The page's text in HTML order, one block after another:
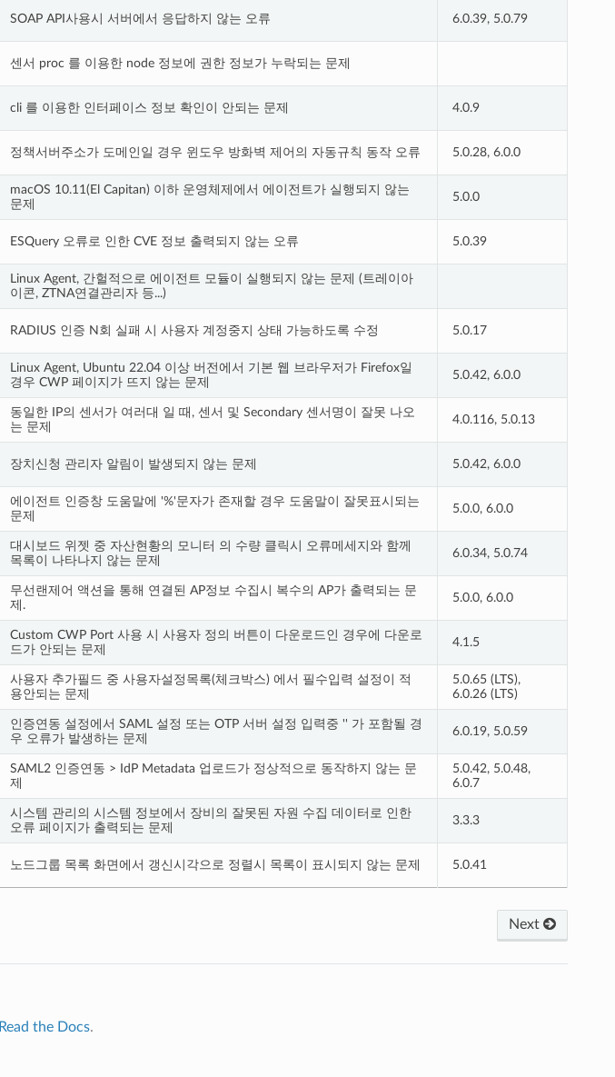
SOAP API사용시 서버에서 응답하지 않는 오류 6.0.39, 5.0.79
센서 proc 를 이용한 node 정보에 권한 정보가 누락되는 문제
cli 를 이용한 인터페이스 정보 확인이 안되는 문제 4.0.9
정책서버주소가 도메인일 경우 윈도우 방화벽 제어의 자동규칙 동작 오류 5.0.28, 6.0.0
macOS 10.11(El Capitan) 이하 운영체제에서 에이전트가 실행되지 않는
문제
5.0.0
ESQuery 오류로 인한 CVE 정보 출력되지 않는 오류 5.0.39
Linux Agent, 간헐적으로 에이전트 모듈이 실행되지 않는 문제 (트레이아
이콘, ZTNA연결관리자 등...)
RADIUS 인증 N회 실패 시 사용자 계정중지 상태 가능하도록 수정 5.0.17
Linux Agent, Ubuntu 22.04 이상 버전에서 기본 웹 브라우저가 Firefox일
경우 CWP 페이지가 뜨지 않는 문제
5.0.42, 6.0.0
동일한 IP의 센서가 여러대 일 때, 센서 및 Secondary 센서명이 잘못 나오
는 문제
4.0.116, 5.0.13
장치신청 관리자 알림이 발생되지 않는 문제 5.0.42, 6.0.0
에이전트 인증창 도움말에 '%'문자가 존재할 경우 도움말이 잘못표시되는
문제
5.0.0, 6.0.0
대시보드 위젯 중 자산현황의 모니터 의 수량 클릭시 오류메세지와 함께
목록이 나타나지 않는 문제
6.0.34, 5.0.74
무선랜제어 액션을 통해 연결된 AP정보 수집시 복수의 AP가 출력되는 문
제.
5.0.0, 6.0.0
Custom CWP Port 사용 시 사용자 정의 버튼이 다운로드인 경우에 다운로
드가 안되는 문제
4.1.5
사용자 추가필드 중 사용자설정목록(체크박스) 에서 필수입력 설정이 적
용안되는 문제
5.0.65 (LTS),
6.0.26 (LTS)
인증연동 설정에서 SAML 설정 또는 OTP 서버 설정 입력중 '' 가 포함될 경
우 오류가 발생하는 문제
6.0.19, 5.0.59
SAML2 인증연동 > IdP Metadata 업로드가 정상적으로 동작하지 않는 문
제
5.0.42, 5.0.48,
6.0.7
시스템 관리의 시스템 정보에서 장비의 잘못된 자원 수집 데이터로 인한
오류 페이지가 출력되는 문제
3.3.3
노드그룹 목록 화면에서 갱신시각으로 정렬시 목록이 표시되지 않는 문제 5.0.41
Next
Read the Docs.